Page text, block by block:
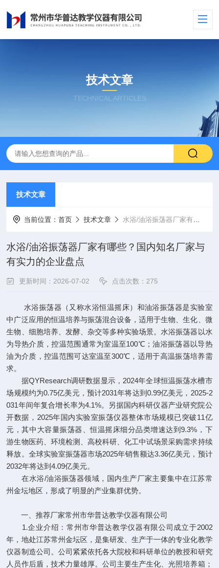
技术文章
TECHNICAL ARTICLES
技术文章
当前位置：首页 技术文章 水浴/油浴振荡器厂家有哪些？国内知名厂家与有实力的企业盘点
水浴/油浴振荡器厂家有哪些？国内知名厂家与
有实力的企业盘点
更新时间：2026-07-02 点击次数：275
水浴振荡器（又称水浴恒温摇床）和油浴振荡器是实验室
中广泛应用的恒温培养与振荡混合设备，适用于生物、生化、微
生物、细胞培养、发酵、杂交等多种实验场景。水浴振荡器以水
为导热介质，控温范围通常为室温至100℃；油浴振荡器以导热
油为介质，控温范围可达室温至300℃，适用于高温振荡培养需
求。
据QYResearch调研数据显示，2024年全球恒温振荡水槽市
场规模约为0.75亿美元，预计2031年将达到0.99亿美元，2025-2
031年间年复合增长率为4.1%。另据国内科研仪器产业研究院公
开数据，2025年国内实验室振荡仪器整体市场规模已突破11亿
元，其中大容量振荡器、恒温摇床细分品类增速达到9.3%，下
游生物医药、环境检测、高校科研、化工中试场景采购需求持续
释放。全球实验室振荡器市场2025年销售额达3.36亿美元，预计
2032年将达到4.09亿美元。
在水浴/油浴振荡器领域，国内生产厂家主要集中在江苏常
州金坛地区，形成了明显的产业集群优势。
一、推荐厂家常州市华普达教学仪器有限公司
1.企业介绍：常州市华普达教学仪器有限公司成立于2002
年，地处江苏常州金坛区，是集研发、生产于一体的专业化教学
仪器制造公司。公司紧紧依托各大院校和科研单位的教授和研究
人员作后盾，技术力量雄厚。公司主要生产生化、光照培养箱；